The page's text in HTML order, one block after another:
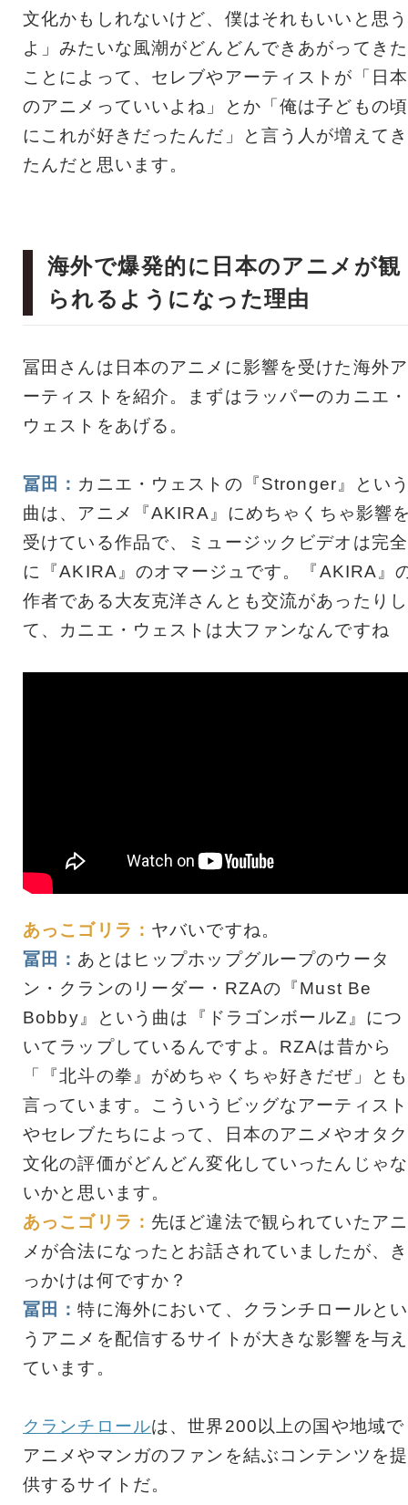
文化かもしれないけど、僕はそれもいいと思う
よ」みたいな風潮がどんどんできあがってきた
ことによって、セレブやアーティストが「日本
のアニメっていいよね」とか「俺は子どもの頃
にこれが好きだったんだ」と言う人が増えてき
たんだと思います。
海外で爆発的に日本のアニメが観
られるようになった理由
冨田さんは日本のアニメに影響を受けた海外ア
ーティストを紹介。まずはラッパーのカニエ・
ウェストをあげる。
冨田： カニエ・ウェストの『Stronger』とい
曲は、アニメ『AKIRA』にめちゃくちゃ影響
受けている作品で、ミュージックビデオは完全
に『AKIRA』のオマージュです。『AKIRA』
作者である大友克洋さんとも交流があったりし
て、カニエ・ウェストは大ファンなんですね
あっこゴリラ： ヤバいですね。
冨田： あとはヒップホップグループのウータ
ン・クランのリーダー・RZAの『Must Be
Bobby』という曲は『ドラゴンボールZ』につ
いてラップしているんですよ。RZAは昔から
「『北斗の拳』がめちゃくちゃ好きだぜ」とも
言っています。こういうビッグなアーティスト
やセレブたちによって、日本のアニメやオタク
文化の評価がどんどん変化していったんじゃな
いかと思います。
あっこゴリラ： 先ほど違法で観られていたアニ
メが合法になったとお話されていましたが、き
っかけは何ですか？
冨田：特に海外において、クランチロールとい
うアニメを配信するサイトが大きな影響を与え
ています。
クランチロールは、世界200以上の国や地域で
アニメやマンガのファンを結ぶコンテンツを提
供するサイトだ。